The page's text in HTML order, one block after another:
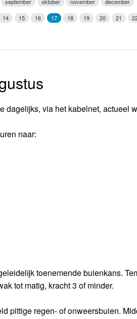
14 15 16 17 18 19 20 21
dagelijks, via het kabelnet, actueel
naar:
toenemende buienkans.
tot matig, kracht 3 of minder.
pittige regen- of onweersbuien.